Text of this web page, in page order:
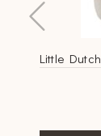
Little